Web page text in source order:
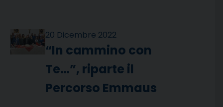
20 Dicembre 2022
“In cammino con
Te…”, riparte il
Percorso Emmaus